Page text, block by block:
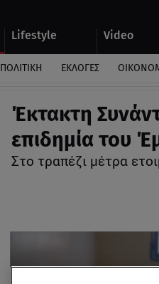
Lifestyle Video
ΠΟΛΙΤΙΚΗ ΕΚΛΟΓΕΣ
Έκτακτη
επιδημία του
Στο τραπέζι μέτρα